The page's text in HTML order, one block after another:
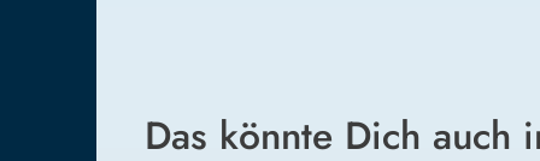
Das könnte Dich auch